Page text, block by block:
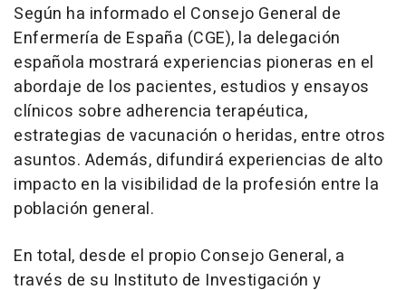
Según ha informado el Consejo General de
Enfermería de España (CGE), la delegación
española mostrará experiencias pioneras en el
abordaje de los pacientes, estudios y ensayos
clínicos sobre adherencia terapéutica,
estrategias de vacunación o heridas, entre otros
asuntos. Además, difundirá experiencias de alto
impacto en la visibilidad de la profesión entre la
población general.
En total, desde el propio Consejo General, a
través de su Instituto de Investigación y